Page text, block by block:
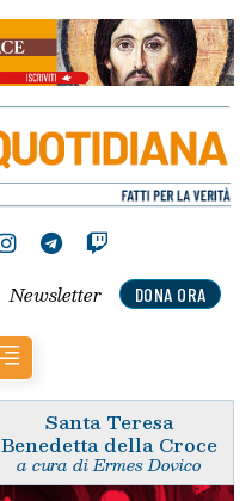
DONA ORA
Newsletter
Santa Teresa
Benedetta della Croce
a cura di Ermes Dovico